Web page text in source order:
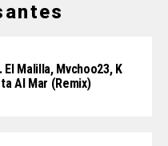
El Malilla, Mvchoo23, K
Al Mar (Remix)